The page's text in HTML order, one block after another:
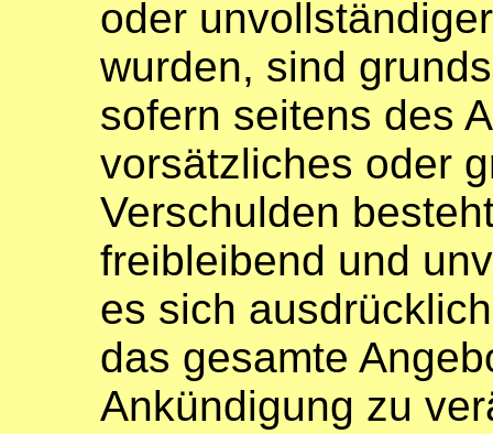
oder
wurden, sind
sofern seitens des
vorsätzliches oder
Verschulden
freibleibend und
es sich
das gesamte
Ankündigung zu